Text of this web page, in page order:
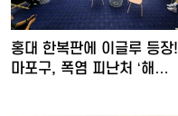
홍대 한복판에 이글루 등장!
마포구, 폭염 피난처 ‘해…